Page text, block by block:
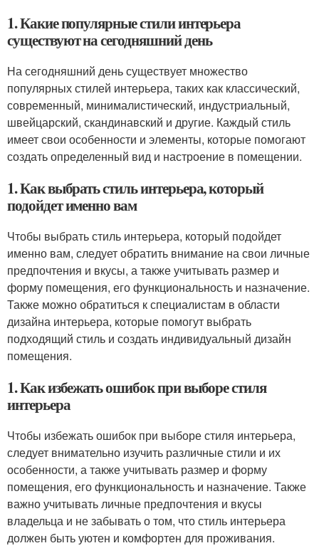
1. Какие популярные стили интерьера
существуют на сегодняшний день
На сегодняшний день существует множество
популярных стилей интерьера, таких как классический,
современный, минималистический, индустриальный,
швейцарский, скандинавский и другие. Каждый стиль
имеет свои особенности и элементы, которые помогают
создать определенный вид и настроение в помещении.
1. Как выбрать стиль интерьера, который
подойдет именно вам
Чтобы выбрать стиль интерьера, который подойдет
именно вам, следует обратить внимание на свои личные
предпочтения и вкусы, а также учитывать размер и
форму помещения, его функциональность и назначение.
Также можно обратиться к специалистам в области
дизайна интерьера, которые помогут выбрать
подходящий стиль и создать индивидуальный дизайн
помещения.
1. Как избежать ошибок при выборе стиля
интерьера
Чтобы избежать ошибок при выборе стиля интерьера,
следует внимательно изучить различные стили и их
особенности, а также учитывать размер и форму
помещения, его функциональность и назначение. Также
важно учитывать личные предпочтения и вкусы
владельца и не забывать о том, что стиль интерьера
должен быть уютен и комфортен для проживания.